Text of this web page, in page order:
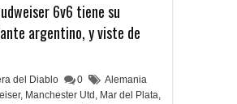
6v6 tiene su
argentino, y viste de
del Diablo 0
Alemania
, Manchester Utd , Mar del Plata,